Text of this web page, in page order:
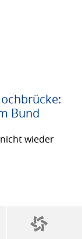
Bund
wieder